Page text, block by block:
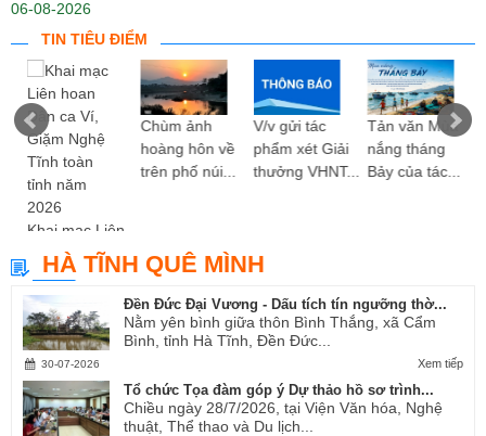
06-08-2026
TIN TIÊU ĐIỂM
Khai mạc Liên
hoan Dân ca
Ví, Giặm...
Chùm ảnh
hoàng hôn về
trên phố núi...
V/v gửi tác
phẩm xét Giải
thưởng VHNT...
Tản văn Mùa
nắng tháng
Bảy của tác...
HÀ TĨNH QUÊ MÌNH
Đền Đức Đại Vương - Dấu tích tín ngưỡng thờ...
Nằm yên bình giữa thôn Bình Thắng, xã Cẩm
Bình, tỉnh Hà Tĩnh, Đền Đức...
Xem tiếp
30-07-2026
Tổ chức Tọa đàm góp ý Dự thảo hồ sơ trình...
Chiều ngày 28/7/2026, tại Viện Văn hóa, Nghệ
thuật, Thể thao và Du lịch...